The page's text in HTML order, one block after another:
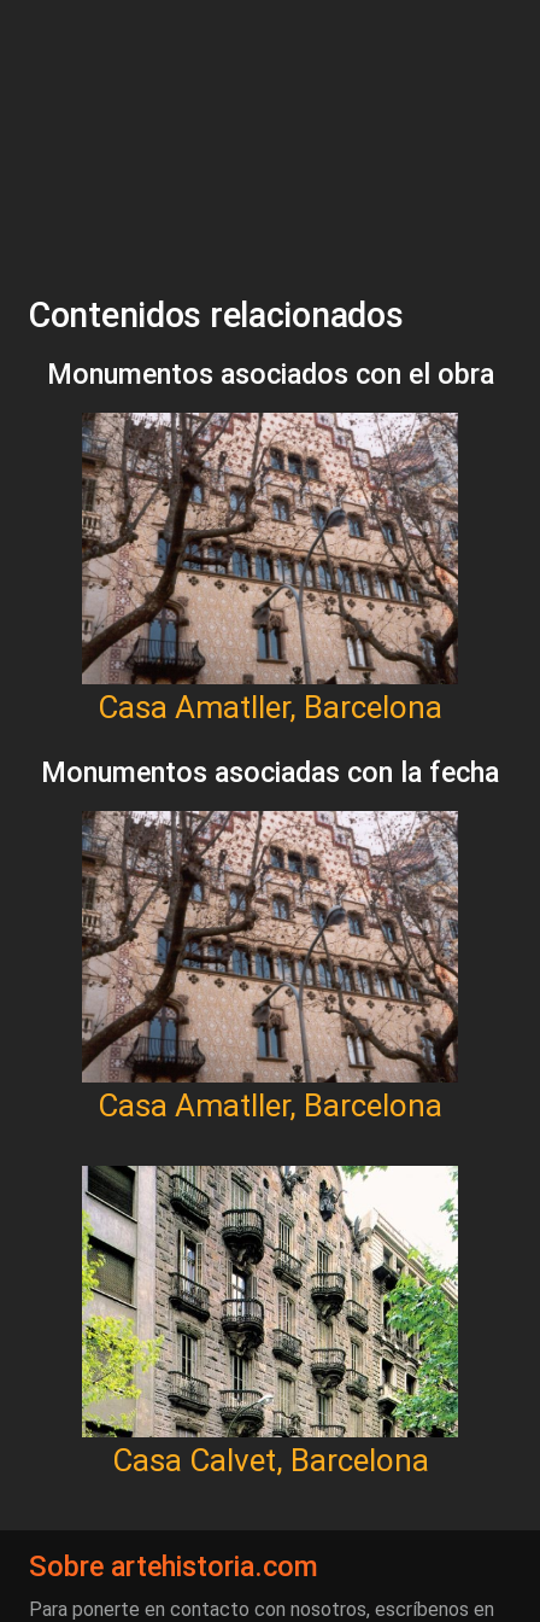
Contenidos relacionados
Monumentos asociados con el obra
Casa Amatller, Barcelona
Monumentos asociadas con la fecha
Casa Amatller, Barcelona
Casa Calvet, Barcelona
Sobre artehistoria.com
Para ponerte en contacto con nosotros, escríbenos en